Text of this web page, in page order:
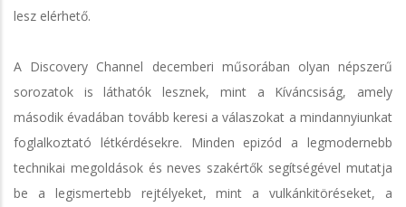
lesz elérhető.
A Discovery Channel decemberi műsorában olyan népszerű
sorozatok is láthatók lesznek, mint a Kíváncsiság, amely
második évadában tovább keresi a válaszokat a mindannyiunkat
foglalkoztató létkérdésekre. Minden epizód a legmodernebb
technikai megoldások és neves szakértők segítségével mutatja
be a legismertebb rejtélyeket, mint a vulkánkitöréseket, a